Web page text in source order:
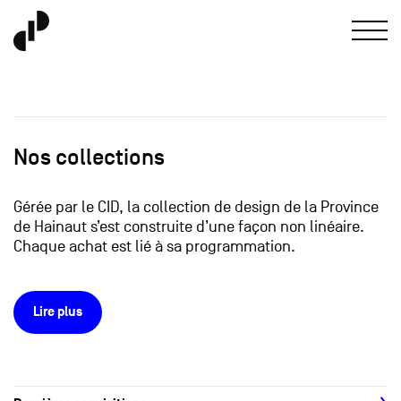
Nos collections
Gérée par le CID, la collection de design de la Province
de Hainaut s’est construite d’une façon non linéaire.
Chaque achat est lié à sa programmation.
Lire plus